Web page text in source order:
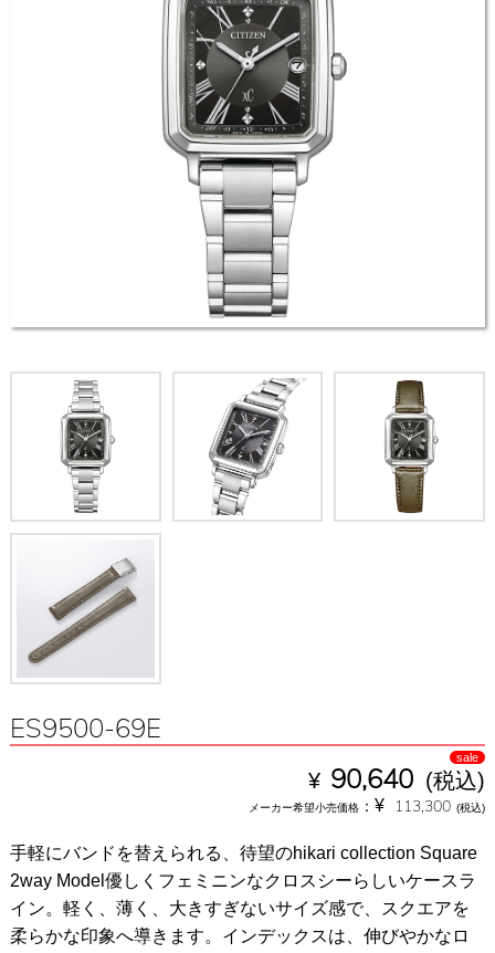
ES9500-69E
sale
¥ 90,640 (税込)
メーカー希望小売価格 ：¥ 113,300 (税込)
手軽にバンドを替えられる、待望のhikari collection Square
2way Model優しくフェミニンなクロスシーらしいケースラ
イン。軽く、薄く、大きすぎないサイズ感で、スクエアを
柔らかな印象へ導きます。インデックスは、伸びやかなロ